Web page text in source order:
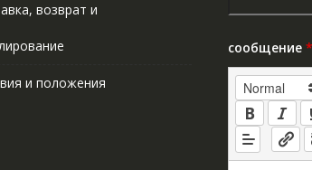
возврат и
и положения
сообщение *